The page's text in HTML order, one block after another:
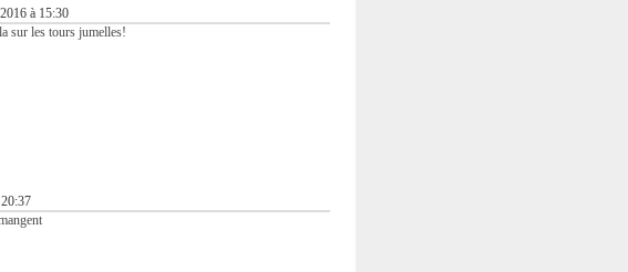
à 15:30
sur les tours jumelles!